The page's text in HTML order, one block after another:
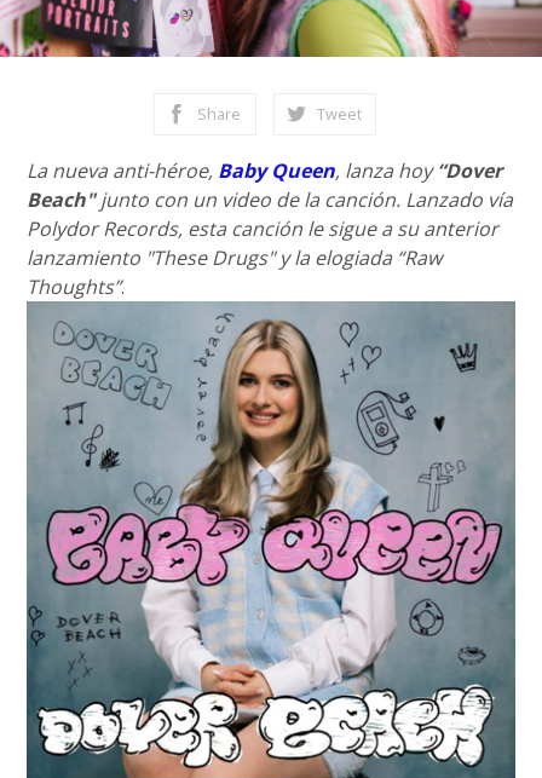
Share Tweet
La nueva anti-héroe, Baby Queen, lanza hoy“Dover
Beach"junto con un video de la canción. Lanzado vía
Polydor Records, esta canción le sigue a su anterior
lanzamiento "These Drugs" y la elogiada “Raw
Thoughts”.